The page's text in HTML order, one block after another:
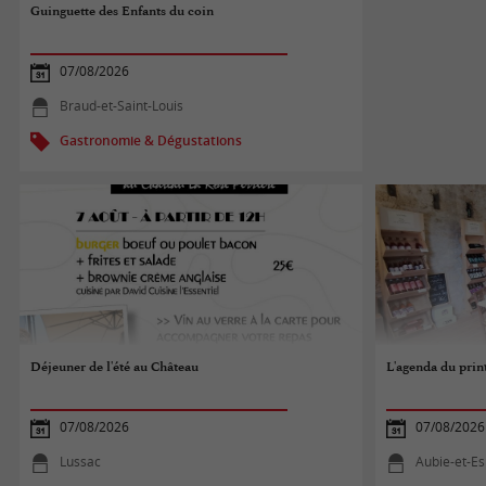
Guinguette des Enfants du coin
07/08/2026
Braud-et-Saint-Louis
Gastronomie & Dégustations
Déjeuner de l'été au Château
07/08/2026
Lussac
L'agenda du
07/08/2026
Aubie-et-